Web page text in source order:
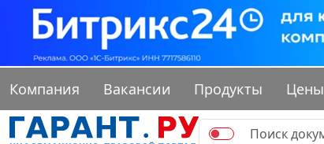
Компания Вакансии Продукты Цены